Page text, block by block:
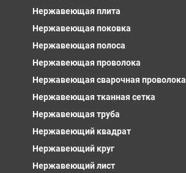
Нержавеющая плита
Нержавеющая поковка
Нержавеющая полоса
Нержавеющая проволока
Нержавеющая сварочная проволока
Нержавеющая тканная сетка
Нержавеющая труба
Нержавеющий квадрат
Нержавеющий круг
Нержавеющий лист